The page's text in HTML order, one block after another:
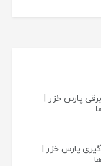
پارس خزر |
پارس خزر |